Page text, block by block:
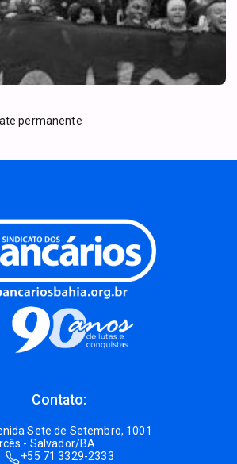
permanente
Contato:
Sete de Setembro, 1001
- Salvador/BA
+55 71 3329-2333